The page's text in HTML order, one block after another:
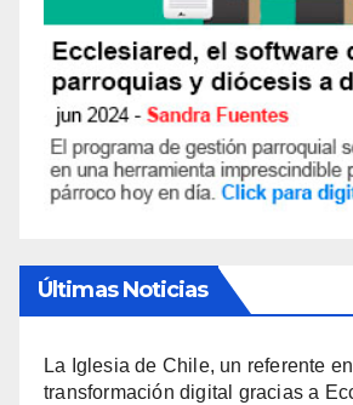
Últimas Noticias
La Iglesia de Chile, un referente
transformación digital gracias a